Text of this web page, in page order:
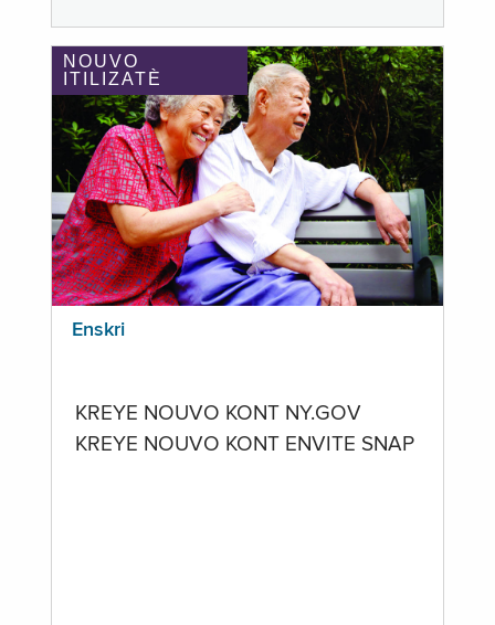
NOUVO
ITILIZATÈ
Enskri
KREYE NOUVO KONT NY.GOV
KREYE NOUVO KONT ENVITE SNAP